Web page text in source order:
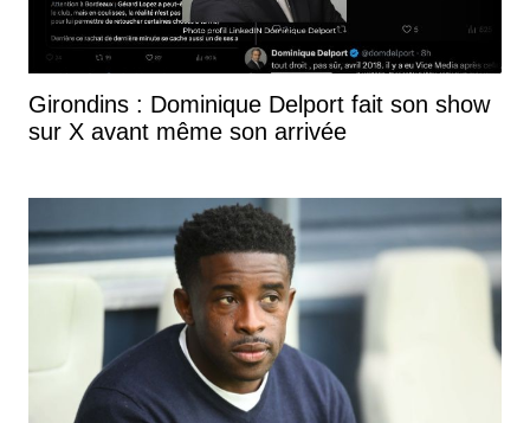
Girondins : Dominique Delport fait son show
sur X avant même son arrivée